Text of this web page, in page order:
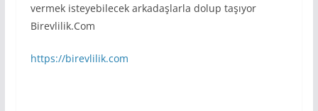
vermek isteyebilecek arkadaşlarla dolup taşıyor
Birevlilik.Com
https://birevlilik.com